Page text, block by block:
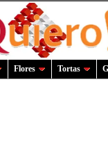
Flores Tortas